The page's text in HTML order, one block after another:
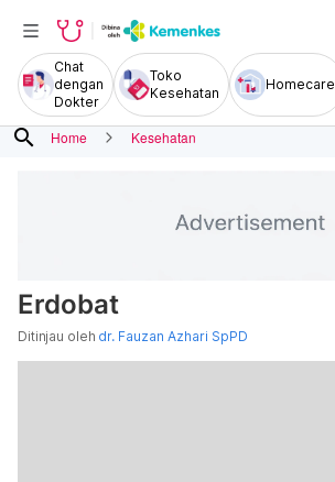
Chat
dengan
Dokter
Toko
Kesehatan
Homecare
search Home Kesehatan
Erdobat
Ditinjau oleh dr. Fauzan Azhari SpPD